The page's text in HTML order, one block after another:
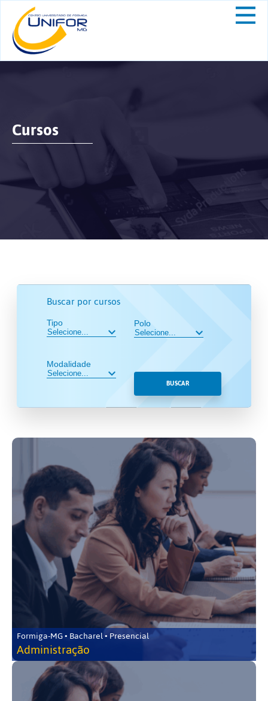
Cursos
Buscar por cursos
Tipo
Modalidade
Polo
BUSCAR
Formiga-MG • Bacharel • Presencial
Administração